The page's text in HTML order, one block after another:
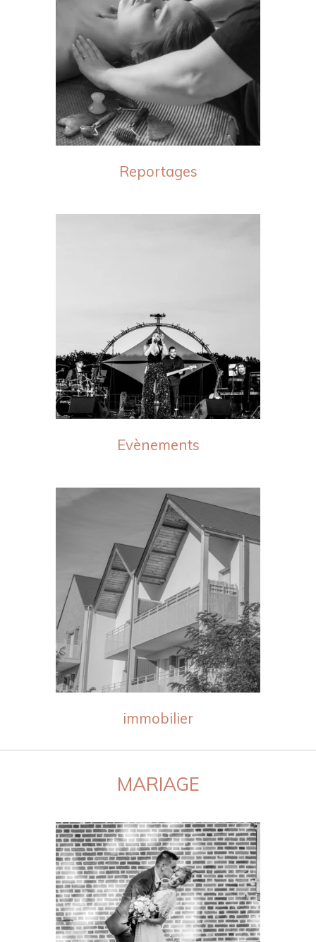
Reportages
Evènements
immobilier
MARIAGE